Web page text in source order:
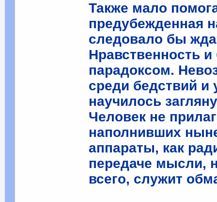
Также мало
предубежденная
следовало бы
Нравственность
парадоксом.
среди бедствий и
научилось
Человек не
наполнивших
аппараты, как
передаче мысли,
всего, служит